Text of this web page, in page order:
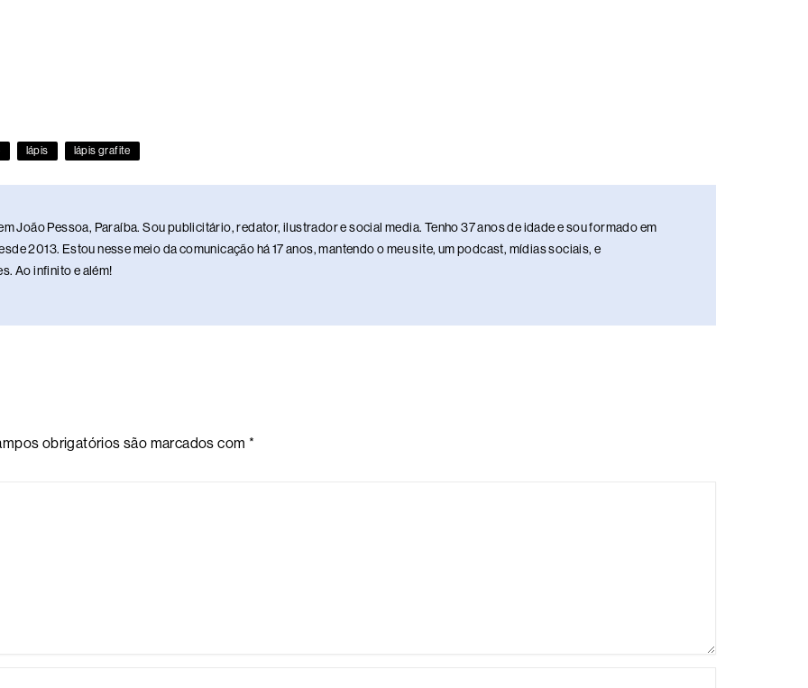
lápis lápis grafite
João Pessoa, Paraíba. Sou publicitário, redator, ilustrador e social media. Tenho 37 anos de idade e sou formado em
2013. Estou nesse meio da comunicação há 17 anos, mantendo o meu site, um podcast, mídias sociais, e
Ao infinito e além!
obrigatórios são marcados com *